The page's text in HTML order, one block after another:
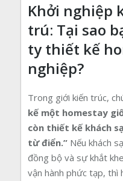
Khởi nghiệp
trú: Tại sao
ty thiết kế
nghiệp?
Trong giới kiến trúc,
kế một homestay
còn thiết kế khách
từ điển.” Nếu khách
đồng bộ và sự khắt
vận hành phức tạp, thì